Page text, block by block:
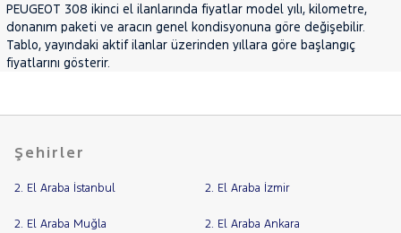
207
208
STOP&START
1.2
STYLE
No
PEUGEOT 308 ikinci el ilanlarında fiyatlar model yılı, kilometre,
donanım paketi ve aracın genel kondisyonuna göre değişebilir.
Tablo, yayındaki aktif ilanlar üzerinden yıllara göre başlangıç
fiyatlarını gösterir.
Şehirler
2. El Araba İstanbul 2. El Araba İzmir
2. El Araba Muğla 2. El Araba Ankara